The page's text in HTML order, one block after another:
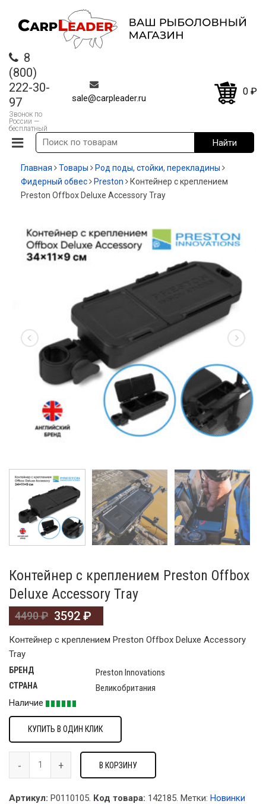
8
(800)
222-30-
97
Звонок по
России —
бесплатный
sale@carpleader.ru
0 ₽
Главная Товары
Род поды, стойки, перекладины
Фидерный обвес
Preston
Контейнер с креплением
Preston Offbox Deluxe Accessory Tray
-20%
Контейнер с креплением Preston Offbox
Deluxe Accessory Tray
4490₽ 3592 ₽
Контейнер с креплением Preston Offbox Deluxe Accessory
Tray
БРЕНД Preston Innovations
СТРАНА
Великобритания
Наличие
КУПИТЬ В ОДИН КЛИК
В КОРЗИНУ
Артикул: P0110105. Код товара: 142185. Метки: Новинки